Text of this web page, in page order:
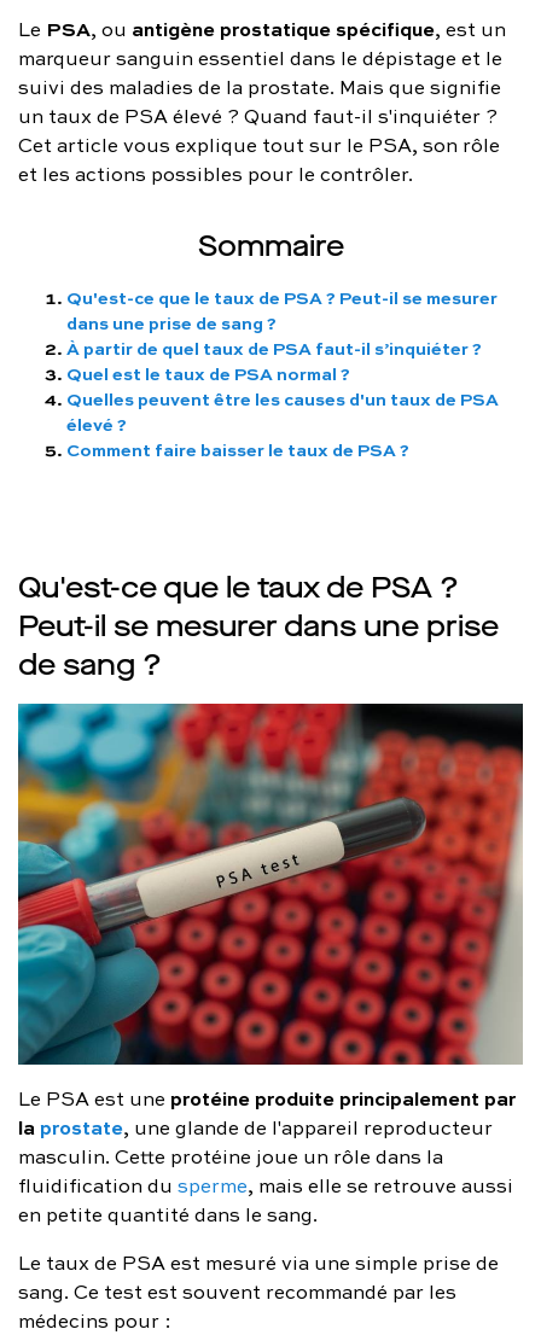
01 86 65 17 33
contact@charles.co
Le PSA, ou antigène prostatique spécifique, est un
marqueur sanguin essentiel dans le dépistage et le
suivi des maladies de la prostate. Mais que signifie
un taux de PSA élevé ? Quand faut-il s'inquiéter ?
Cet article vous explique tout sur le PSA, son rôle
et les actions possibles pour le contrôler.
Sommaire
Qu'est-ce que le taux de PSA ? Peut-il se mesurer
dans une prise de sang ?
À partir de quel taux de PSA faut-il s’inquiéter ?
Quel est le taux de PSA normal ?
Quelles peuvent être les causes d'un taux de PSA
élevé ?
Comment faire baisser le taux de PSA ?
Qu'est-ce que le taux de PSA ?
Peut-il se mesurer dans une prise
de sang ?
Le PSA est une protéine produite principalement par
laprostate, une glande de l'appareil reproducteur
masculin. Cette protéine joue un rôle dans la
fluidification du sperme, mais elle se retrouve aussi
en petite quantité dans le sang.
Le taux de PSA est mesuré via une simple prise de
sang. Ce test est souvent recommandé par les
médecins pour :